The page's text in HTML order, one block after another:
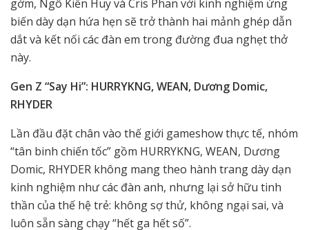
gờm, Ngô Kiến Huy và Cris Phan với kinh nghiệm ứng
biến dày dạn hứa hẹn sẽ trở thành hai mảnh ghép dẫn
dắt và kết nối các đàn em trong đường đua nghẹt thở
này.
Gen Z “Say Hi”: HURRYKNG, WEAN, Dương Domic,
RHYDER
Lần đầu đặt chân vào thế giới gameshow thực tế, nhóm
“tân binh chiến tốc” gồm HURRYKNG, WEAN, Dương
Domic, RHYDER không mang theo hành trang dày dạn
kinh nghiệm như các đàn anh, nhưng lại sở hữu tinh
thần của thế hệ trẻ: không sợ thử, không ngại sai, và
luôn sẵn sàng chạy “hết ga hết số”.